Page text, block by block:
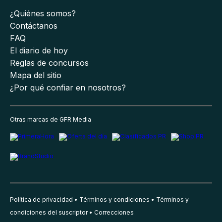
¿Quiénes somos?
Contáctanos
FAQ
El diario de hoy
Reglas de concursos
Mapa del sitio
¿Por qué confiar en nosotros?
Otras marcas de GFR Media
Política de privacidad Términos y condiciones
Términos y
condiciones del suscriptor
Correcciones